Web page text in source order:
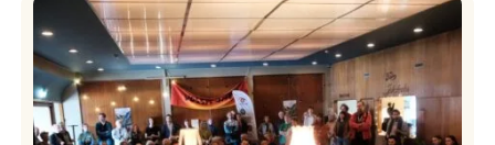
frå
Vossa
Jazz
om
endringar